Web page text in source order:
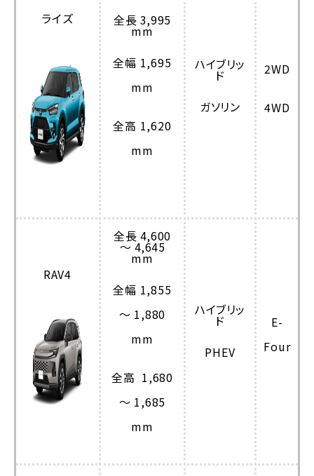
ライズ 全長 3,995
mm
全幅 1,695
mm
全高 1,620
mm
ハイブリッ
ド
ガソリン
2WD
4WD
RAV4
全長 4,600
～ 4,645
mm
全幅 1,855
～ 1,880
mm
全高 1,680
～ 1,685
mm
ハイブリッ
ド
PHEV
E-
Four